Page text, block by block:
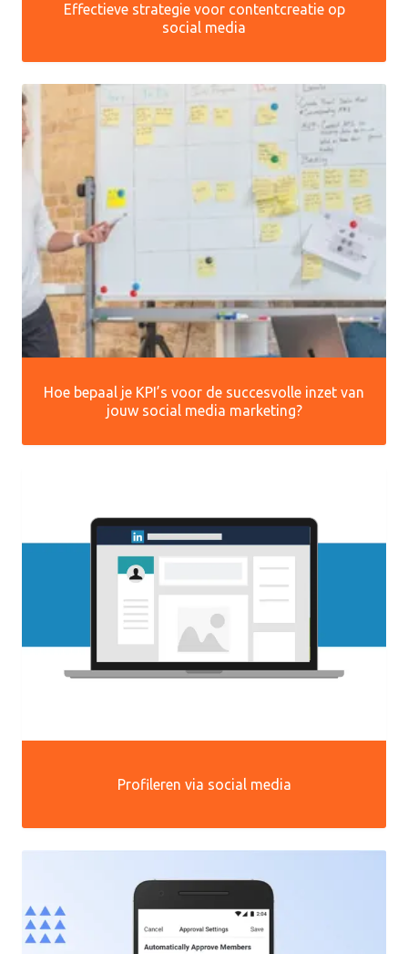
Effectieve strategie voor contentcreatie op
social media
Hoe bepaal je KPI’s voor de succesvolle inzet van
jouw social media marketing?
Profileren via social media